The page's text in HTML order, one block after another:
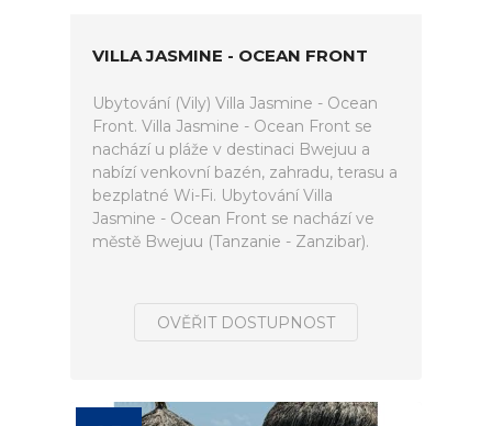
VILLA JASMINE - OCEAN FRONT
Ubytování (Vily) Villa Jasmine - Ocean
Front. Villa Jasmine - Ocean Front se
nachází u pláže v destinaci Bwejuu a
nabízí venkovní bazén, zahradu, terasu a
bezplatné Wi-Fi. Ubytování Villa
Jasmine - Ocean Front se nachází ve
městě Bwejuu (Tanzanie - Zanzibar).
OVĚŘIT DOSTUPNOST